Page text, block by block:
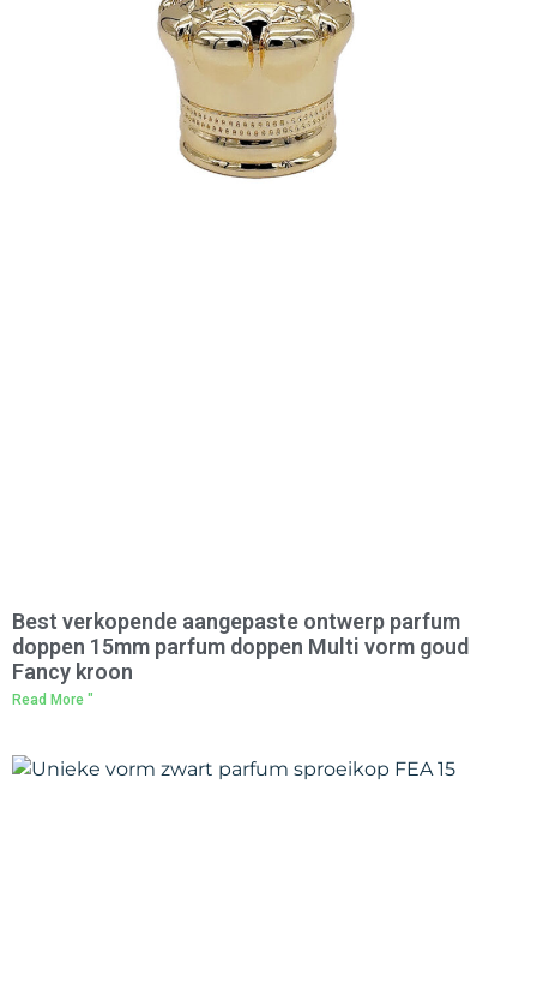
Best verkopende aangepaste ontwerp parfum
doppen 15mm parfum doppen Multi vorm goud
Fancy kroon
Read More "